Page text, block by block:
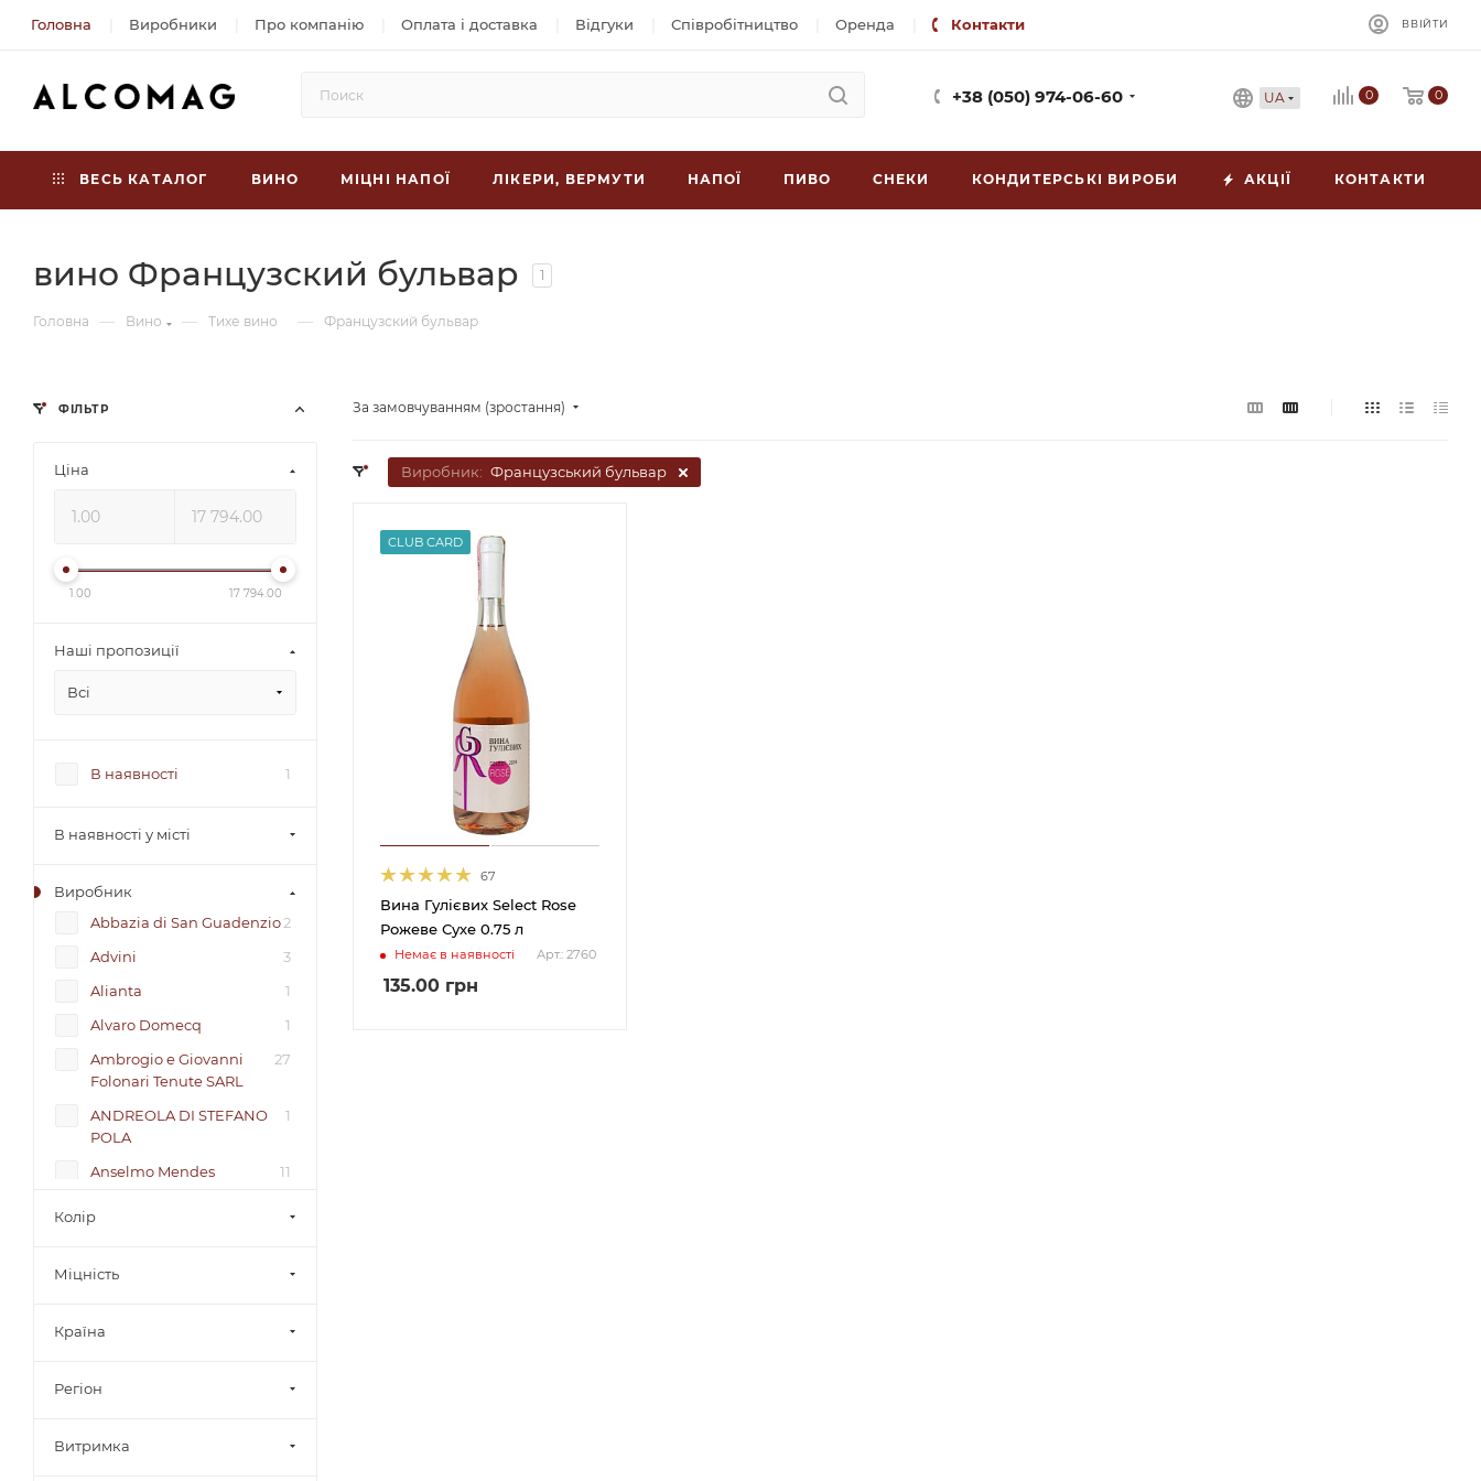
Головна Виробники Про компанію Оплата і доставка Відгуки Співробітництво Оренда Контакти ВВІЙТИ
+38 (050) 974-06-60 UA 0 0
ВЕСЬ КАТАЛОГ ВИНО МІЦНІ НАПОЇ ЛІКЕРИ, ВЕРМУТИ НАПОЇ ПИВО СНЕКИ КОНДИТЕРСЬКІ ВИРОБИ АКЦІЇ КОНТАКТИ
вино Французский бульвар 1
Головна — Вино — Тихе вино — Французский бульвар
За замовчуванням (зростання)
Виробник: Французський бульвар
CLUB CARD
67
Вина Гулієвих Select Rose
Рожеве Сухе 0.75 л
Немає в наявності Арт.: 2760
135.00 грн
ФІЛЬТР
Ціна
1.00 17 794.00
Наші пропозиції
Всі
В наявності 1
В наявності у місті
Виробник
Abbazia di San Guadenzio2
Advini
3
Alianta
1
Alvaro Domecq
1
Ambrogio e Giovanni
Folonari Tenute SARL
27
ANDREOLA DI STEFANO
POLA
1
Anselmo Mendes
11
Aziende Agricole Planeta
2
Vermelha CRL
Alimenta
Колір
Міцність
Країна
Регіон
Витримка